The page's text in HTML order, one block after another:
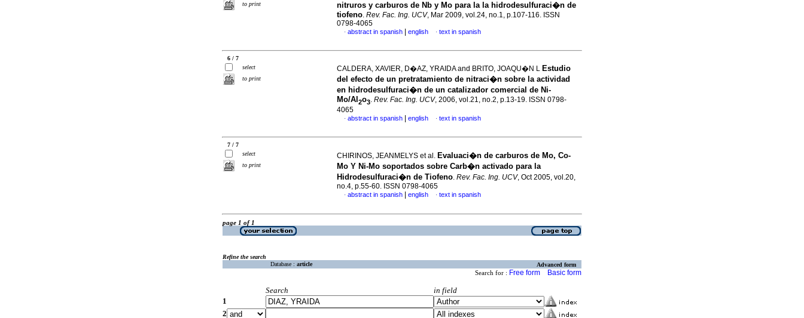
to print
nitruros y carburos de Nb y Mo para la la hidrodesulfuraci�n de
tiofeno. Rev. Fac. Ing. UCV, Mar 2009, vol.24, no.1, p.107-116. ISSN
0798-4065
· abstract in spanish english · text in spanish
6 / 7
select
to print
CALDERA, XAVIER, D�AZ, YRAIDA and BRITO, JOAQU�N L Estudio
del efecto de un pretratamiento de nitraci�n sobre la actividad
en hidrodesulfuraci�n de un catalizador comercial de Ni-
Mo/Al 2o3. Rev. Fac. Ing. UCV, 2006, vol.21, no.2, p.13-19. ISSN 0798-
4065
· abstract in spanish | english · text in spanish
7 / 7
select
to print
CHIRINOS, JEANMELYS et al. Evaluaci�n de carburos de Mo, Co-
Mo Y Ni-Mo soportados sobre Carb�n activado para la
Hidrodesulfuraci�n de Tiofeno. Rev. Fac. Ing. UCV, Oct 2005, vol.20,
no.4, p.55-60. ISSN 0798-4065
· abstract in spanish english · text in spanish
page 1 of 1
Refine the search
Database : article Advanced form
Search for : Free form Basic form
Search
in field
1
2